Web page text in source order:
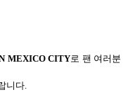
MEXICO CITY로 팬 여러분
니다.